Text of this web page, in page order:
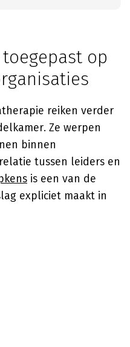
op
reiken verder
Ze werpen
binnen
tussen leiders en
is een van de
expliciet maakt in